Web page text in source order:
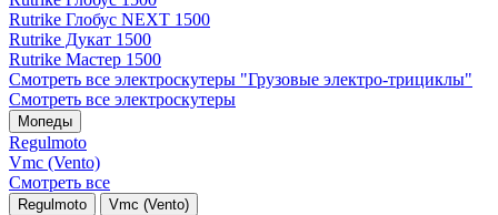
Rutrike Глобус NEXT 1500
Rutrike Дукат 1500
Rutrike Мастер 1500
Смотреть все электро­скутеры "Грузовые электро‑трициклы"
Смотреть все электро­скутеры
Мопеды
Regulmoto
Vmc (Vento)
Смотреть все
Regulmoto Vmc (Vento)